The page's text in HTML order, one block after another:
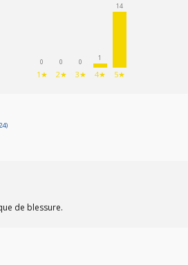
0
1★
0
2★
0
3★
1
4★
14
5★
de blessure.